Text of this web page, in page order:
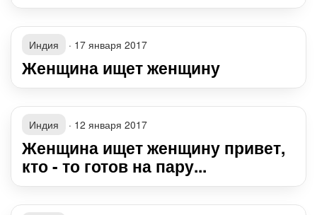
Индия · 17 января 2017
Женщина ищет женщину
Индия · 12 января 2017
Женщина ищет женщину привет,
кто - то готов на пару...